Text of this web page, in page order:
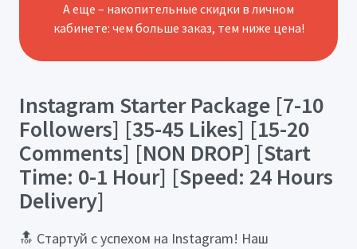
А еще – накопительные скидки в личном
кабинете: чем больше заказ, тем ниже цена!
Instagram Starter Package [7-10
Followers] [35-45 Likes] [15-20
Comments] [NON DROP] [Start
Time: 0-1 Hour] [Speed: 24 Hours
Delivery]
🔝 Стартуй с успехом на Instagram! Наш